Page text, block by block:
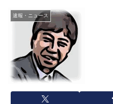
速報・ニュース